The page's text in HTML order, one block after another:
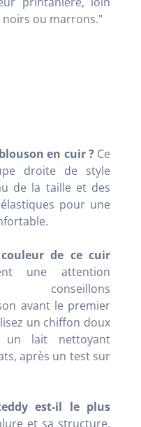
ou marrons."
en cuir ? Ce
droite de style
de la taille et des
pour une
de ce cuir
une attention
conseillons
avant le premier
un chiffon doux
un lait nettoyant
après un test sur
est-il le plus
et sa structure,